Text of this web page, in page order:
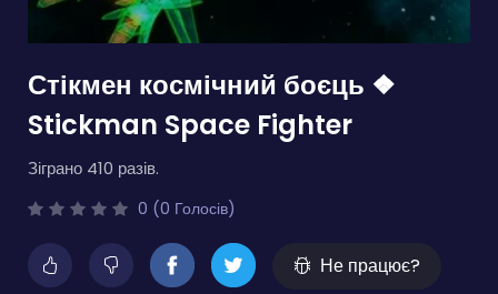
Стікмен космічний боєць ❖
Stickman Space Fighter
Зіграно 410 разів.
0 (0 Голосів)
Не працює?